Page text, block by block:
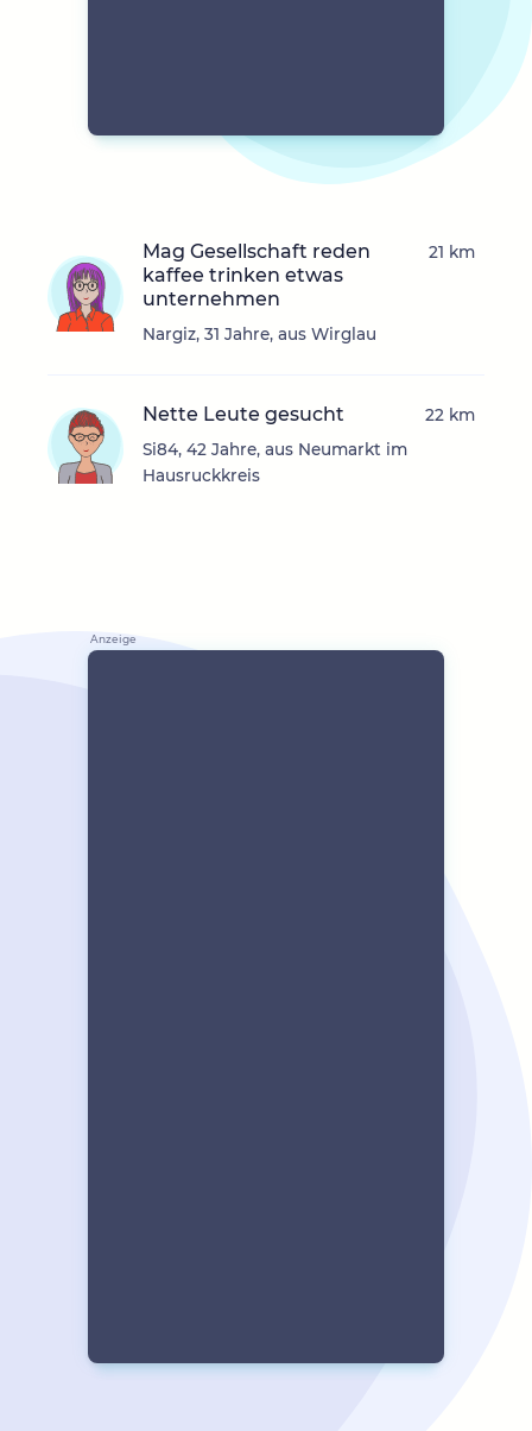
Mag Gesellschaft reden
kaffee trinken etwas
unternehmen
Nargiz, 31 Jahre, aus Wirglau
21 km
Nette Leute gesucht
Si84, 42 Jahre, aus Neumarkt im
Hausruckkreis
22 km